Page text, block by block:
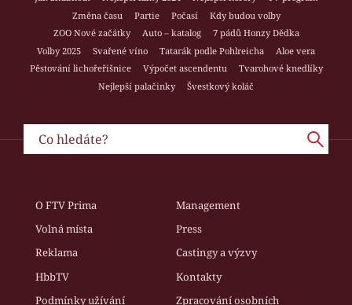
Změna času
Partie Počasí
Kdy budou volby
ZOO Nové začátky
Auto – katalog
7 pádů Honzy Dědka
Volby 2025
Svařené víno Tatarák podle Pohlreicha
Aloe vera
Pěstování lichořeřišnice
Výpočet ascendentu
Tvarohové knedlíky
Nejlepší palačinky
Švestkový koláč
O FTV Prima
Management
Volná místa
Press
Reklama
Castingy a výzvy
HbbTV
Kontakty
Podmínky užívání
Zpracování osobních